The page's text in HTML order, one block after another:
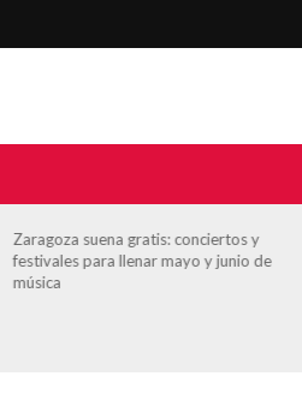
Zaragoza suena gratis: conciertos y
festivales para llenar mayo y junio de
música